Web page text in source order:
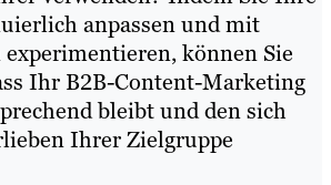
anpassen und mit
experimentieren, können Sie
Ihr B2B-Content-Marketing
bleibt und den sich
Ihrer Zielgruppe